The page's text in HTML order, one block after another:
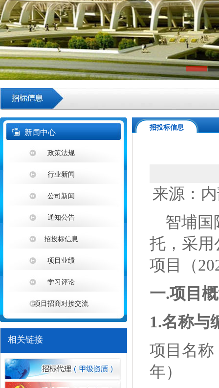
新闻中心
政策法规
行业新闻
公司新闻
通知公告
招投标信息
项目业绩
学习评论
项目招商对接交流
相关链接
招投标信息
来源：
智埔国
托，采用
项目（
一.项目
1.名称与
项目名称
年）